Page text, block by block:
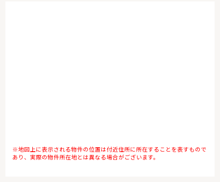
※地図上に表示される物件の位置は付近住所に所在することを表すもので
あり、実際の物件所在地とは異なる場合がございます。